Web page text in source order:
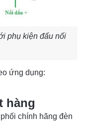
phụ kiện đấu nối
ứng dụng:
hàng
chính hãng đèn